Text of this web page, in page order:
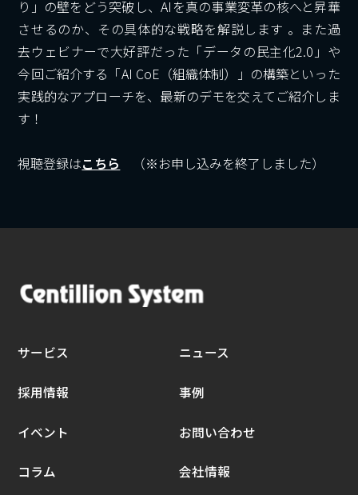
り」の壁をどう突破し、AIを真の事業変革の核へと昇華
させるのか、その具体的な戦略を解説します 。また過
去ウェビナーで大好評だった「データの民主化2.0」や
今回ご紹介する「AI CoE（組織体制）」の構築といった
実践的なアプローチを、最新のデモを交えてご紹介しま
す！
視聴登録はこちら （※お申し込みを終了しました）
サービス ニュース
採用情報 事例
イベント お問い合わせ
コラム 会社情報